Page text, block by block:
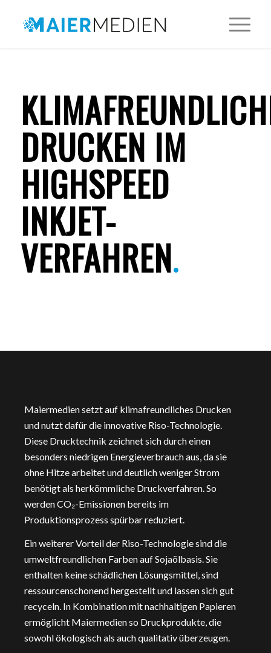
DRUCKEN IM
HIGHSPEED
INKJET-
VERFAHREN.
Maiermedien setzt auf klimafreundliches Drucken
und nutzt dafür die innovative Riso-Technologie.
Diese Drucktechnik zeichnet sich durch einen
besonders niedrigen Energieverbrauch aus, da sie
ohne Hitze arbeitet und deutlich weniger Strom
benötigt als herkömmliche Druckverfahren. So
werden CO₂-Emissionen bereits im
Produktionsprozess spürbar reduziert.
Ein weiterer Vorteil der Riso-Technologie sind die
umweltfreundlichen Farben auf Sojaölbasis. Sie
enthalten keine schädlichen Lösungsmittel, sind
ressourcenschonend hergestellt und lassen sich gut
recyceln. In Kombination mit nachhaltigen Papieren
ermöglicht Maiermedien so Druckprodukte, die
sowohl ökologisch als auch qualitativ überzeugen.